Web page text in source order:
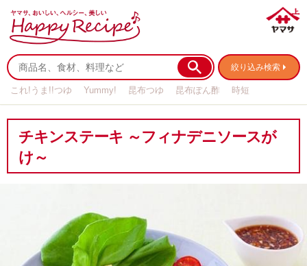
絞り込み検索
これ!うま!!つゆ Yummy! 昆布つゆ 昆布ぽん酢
時短
チキンステーキ ～フィナデニソースが
け～